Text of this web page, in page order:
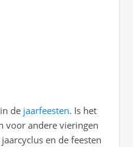
de jaarfeesten. Is het
voor andere vieringen
en de feesten